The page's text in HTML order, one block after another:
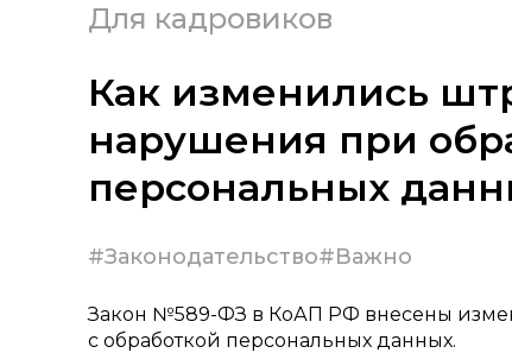
Для кадровиков
Как изменились
нарушения при
персональных
#Законодательство#Важно
Закон №589-ФЗ в КоАП РФ внесены
с обработкой персональных данных.